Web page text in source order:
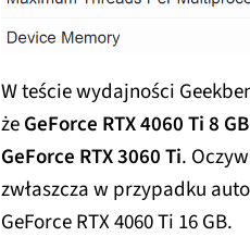
W teście wydajności
żeGeForce RTX 4060 Ti 8
GeForce RTX 3060 Ti.
zwłaszcza w przypadku
GeForce RTX 4060 Ti 16 GB.